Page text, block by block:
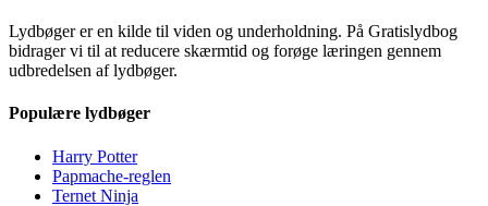
Lydbøger er en kilde til viden og underholdning. På Gratislydbog
bidrager vi til at reducere skærmtid og forøge læringen gennem
udbredelsen af lydbøger.
Populære lydbøger
Harry Potter
Papmache-reglen
Ternet Ninja